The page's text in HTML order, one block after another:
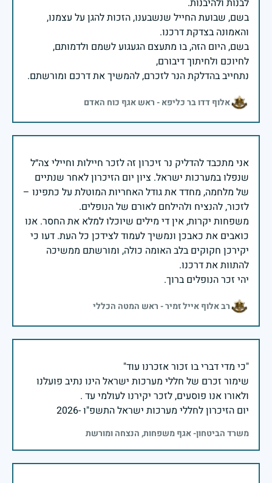
בשם, שבועת החייל שנשבענו, הזכות להגן על עצמנו,
בשם, היום הזה, בו מתעצם הגעגוע לשמם ולדמותם,
נתחייב בהדלקת הנר לזכרם, להמשיך את דרכם ומורשתם.
אלוף דדו בר כליפא - ראש אגף כוח האדם
אני מתכבד להדליק נר זיכרון זה לזכר חיילות וחיילי צה״ל
שנפלו במערכות ישראל. ציון יום הזיכרון לאחר שנתיים
של מלחמה, מחדד את גודל האחריות המוטלת על כתפינו –
משפחות יקרות, אין די מילים שיוכלו למלא את החסר. אנו
כואבים את כאבכן ונמשיך לעמוד לצידכן כל העת. דעו כי
יקירכן חקוקים בלב האומה כולה, ומורשתם ממשיכה
יהי זכר הנופלים ברוך.
רב אלוף אייל זמיר - ראש המטה הכללי
שימור זכרם של חללי מערכות ישראל הינו נתיב פועלנו
יום הזיכרון לחללי מערכות ישראל התשפ"ו -2026
משרד הביטחון- אגף משפחות, הנצחה ומורשת